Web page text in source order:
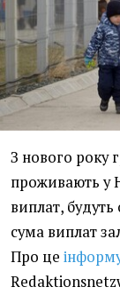
З нового року
проживають у
виплат,
сума виплат
Про це